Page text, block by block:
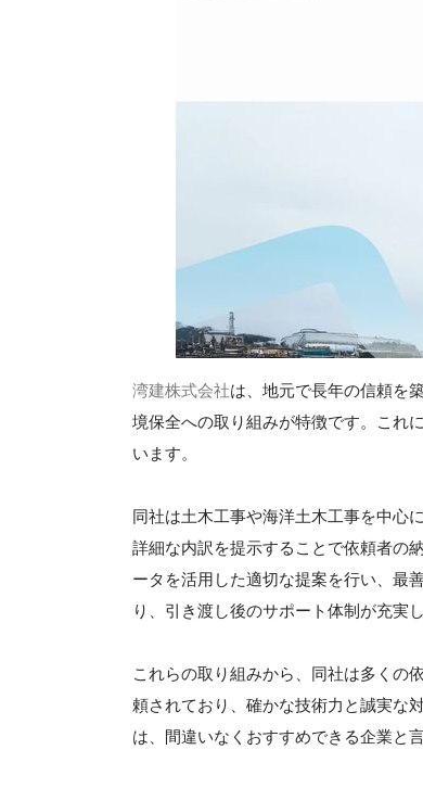
湾建株式会社は、地元で長年の信頼を
境保全への取り組みが特徴です。これ
います。
同社は土木工事や海洋土木工事を中心
詳細な内訳を提示することで依頼者の
ータを活用した適切な提案を行い、最
り、引き渡し後のサポート体制が充実
これらの取り組みから、同社は多くの
頼されており、確かな技術力と誠実な
は、間違いなくおすすめできる企業と